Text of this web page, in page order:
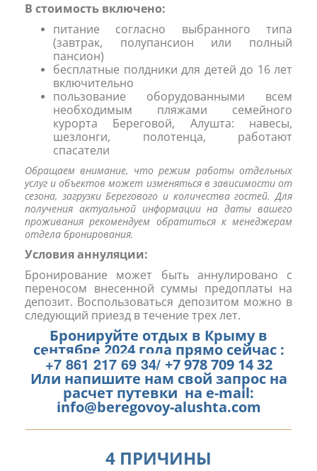
В стоимость включено:
питание согласно выбранного типа
(завтрак, полупансион или полный
пансион)
бесплатные полдники для детей до 16 лет
включительно
пользование оборудованными всем
необходимым пляжами семейного
курорта Береговой, Алушта: навесы,
шезлонги, полотенца, работают
спасатели
Обращаем внимание, что режим работы отдельных
услуг и объектов может изменяться в зависимости от
сезона, загрузки Берегового и количества гостей. Для
получения актуальной информации на даты вашего
проживания рекомендуем обратиться к менеджерам
отдела бронирования.
Условия аннуляции:
Бронирование может быть аннулировано с
переносом внесенной суммы предоплаты на
депозит. Воспользоваться депозитом можно в
следующий приезд в течение трех лет.
Бронируйте отдых в Крыму в
сентябре 2024 года прямо сейчас :
+7 861 217 69 34/ +7 978 709 14 32
Или напишите нам свой запрос на
расчет путевки на e-mail:
info@beregovoy-alushta.com
4 ПРИЧИНЫ